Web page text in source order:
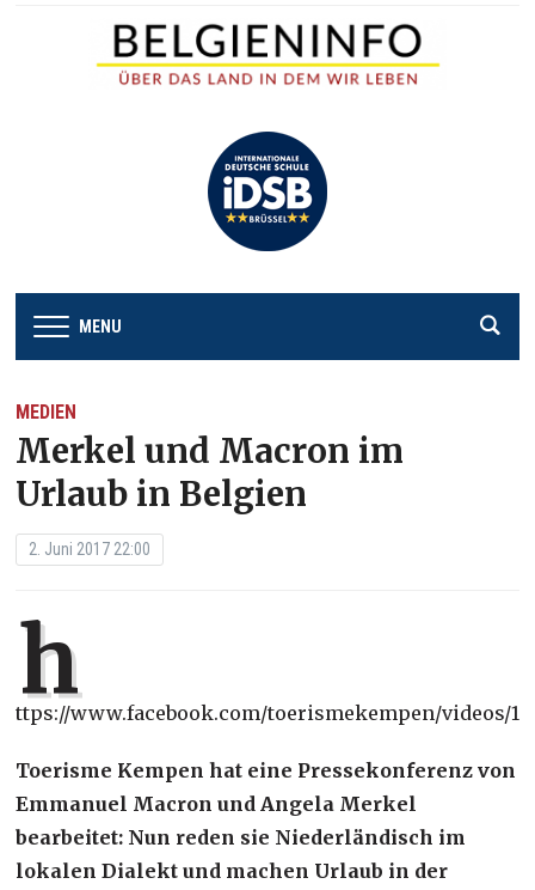
MENU
MEDIEN
Merkel und Macron im
Urlaub in Belgien
2. Juni 2017 22:00
h
ttps://www.facebook.com/toerismekempen/videos/
Toerisme Kempen hat eine Pressekonferenz von
Emmanuel Macron und Angela Merkel
bearbeitet: Nun reden sie Niederländisch im
lokalen Dialekt und machen Urlaub in der